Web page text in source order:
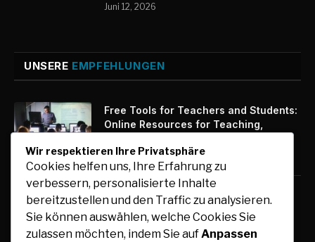
Juni 12, 2026
UNSERE EMPFEHLUNGEN
Free Tools for Teachers and Students:
Online Resources for Teaching,
August 6, 2026
Auto mit Fahrer in Südindien günstig
buchen und flexibel reisen
August 6, 2026
Wir respektieren Ihre Privatsphäre
Cookies helfen uns, Ihre Erfahrung zu
verbessern, personalisierte Inhalte
bereitzustellen und den Traffic zu analysieren.
Sie können auswählen, welche Cookies Sie
zulassen möchten, indem Sie aufAnpassen